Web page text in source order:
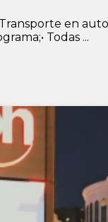
Transporte en
Todas ...